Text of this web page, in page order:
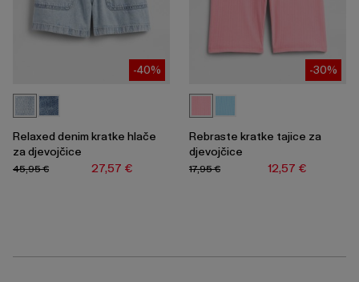
-40%
Relaxed denim kratke hlače
za djevojčice
27,57 €
45,95 €
-30%
Rebraste kratke tajice za
djevojčice
12,57 €
17,95 €